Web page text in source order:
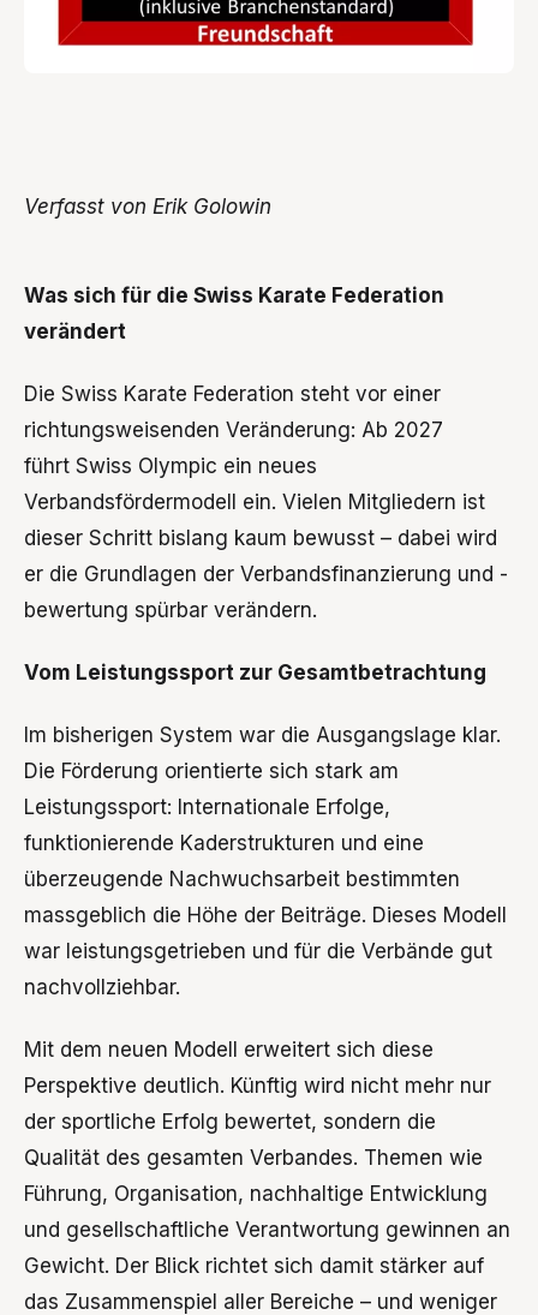
Verfasst von Erik Golowin
Was sich für die Swiss Karate Federation
verändert
Die Swiss Karate Federation steht vor einer
richtungsweisenden Veränderung: Ab 2027
führt Swiss Olympic ein neues
Verbandsfördermodell ein. Vielen Mitgliedern ist
dieser Schritt bislang kaum bewusst – dabei wird
er die Grundlagen der Verbandsfinanzierung und -
bewertung spürbar verändern.
Vom Leistungssport zur Gesamtbetrachtung
Im bisherigen System war die Ausgangslage klar.
Die Förderung orientierte sich stark am
Leistungssport: Internationale Erfolge,
funktionierende Kaderstrukturen und eine
überzeugende Nachwuchsarbeit bestimmten
massgeblich die Höhe der Beiträge. Dieses Modell
war leistungsgetrieben und für die Verbände gut
nachvollziehbar.
Mit dem neuen Modell erweitert sich diese
Perspektive deutlich. Künftig wird nicht mehr nur
der sportliche Erfolg bewertet, sondern die
Qualität des gesamten Verbandes. Themen wie
Führung, Organisation, nachhaltige Entwicklung
und gesellschaftliche Verantwortung gewinnen an
Gewicht. Der Blick richtet sich damit stärker auf
das Zusammenspiel aller Bereiche – und weniger